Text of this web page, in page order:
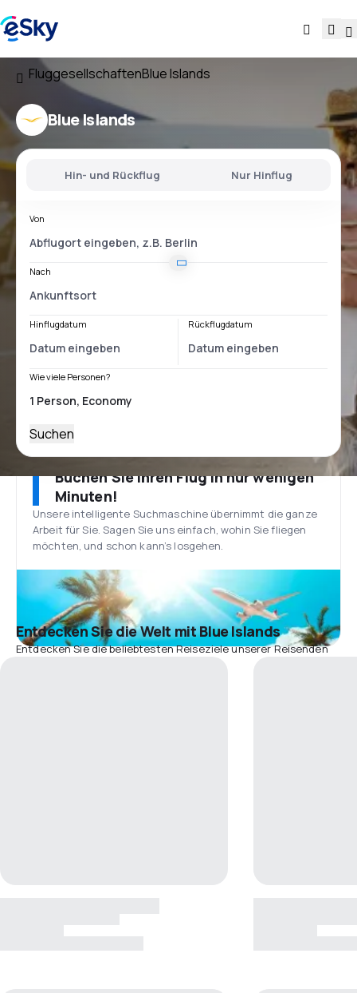
FluggesellschaftenBlue Islands
Blue Islands
Hin- und Rückflug Nur Hinflug
Von
Nach
Hinflugdatum Rückflugdatum
Wie viele Personen?
Suchen
Buchen Sie Ihren Flug in nur wenigen
Minuten!
Unsere intelligente Suchmaschine übernimmt die ganze
Arbeit für Sie. Sagen Sie uns einfach, wohin Sie fliegen
möchten, und schon kann’s losgehen.
Entdecken Sie die Welt mit Blue Islands
Entdecken Sie die beliebtesten Reiseziele unserer Reisenden